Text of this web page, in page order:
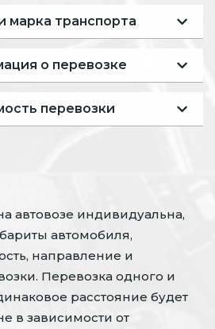
марка транспорта
о перевозке
перевозки
автовозе индивидуальна,
автомобиля,
направление и
Перевозка одного и
расстояние будет
в зависимости от